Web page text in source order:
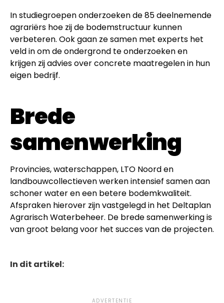
In studiegroepen onderzoeken de 85 deelnemende
agrariërs hoe zij de bodemstructuur kunnen
verbeteren. Ook gaan ze samen met experts het
veld in om de ondergrond te onderzoeken en
krijgen zij advies over concrete maatregelen in hun
eigen bedrijf.
Brede
samenwerking
Provincies, waterschappen, LTO Noord en
landbouwcollectieven werken intensief samen aan
schoner water en een betere bodemkwaliteit.
Afspraken hierover zijn vastgelegd in het Deltaplan
Agrarisch Waterbeheer. De brede samenwerking is
van groot belang voor het succes van de projecten.
In dit artikel:
ADVERTENTIE